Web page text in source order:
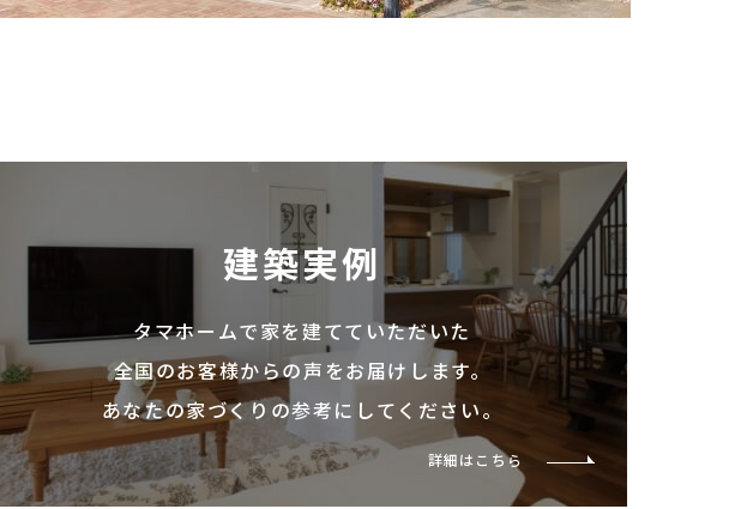
建築実例
タマホームで家を建てていただいた
全国のお客様からの声をお届けします。
あなたの家づくりの参考にしてください。
詳細はこちら